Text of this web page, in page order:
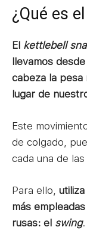
¿Qué es
El kettlebell
llevamos
cabeza la pesa
lugar de
Este
de colgado,
cada una de
Para ello,
más
rusas: el swing.